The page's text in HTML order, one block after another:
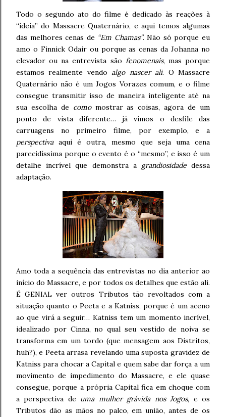
Todo o segundo ato do filme é dedicado às reações à
“ideia” do Massacre Quaternário, e aqui temos algumas
das melhores cenas de “Em Chamas”. Não só porque eu
amo o Finnick Odair ou porque as cenas da Johanna no
elevador ou na entrevista são fenomenais, mas porque
estamos realmente vendoalgo nascer ali. O Massacre
Quaternário não é um Jogos Vorazes comum, e o filme
consegue transmitir isso de maneira inteligente até na
sua escolha de comomostrar as coisas, agora de um
ponto de vista diferente… já vimos o desfile das
carruagens no primeiro filme, por exemplo, e a
perspectivaaqui é outra, mesmo que seja uma cena
parecidíssima porque o evento é o “mesmo”, e isso é um
detalhe incrível que demonstra a grandiosidadedessa
adaptação.
Amo toda a sequência das entrevistas no dia anterior ao
início do Massacre, e por todos os detalhes que estão ali.
É GENIAL ver outros Tributos tão revoltados com a
situação quanto o Peeta e a Katniss, porque é um aceno
ao que virá a seguir… Katniss tem um momento incrível,
idealizado por Cinna, no qual seu vestido de noiva se
transforma em um tordo (que mensagem aos Distritos,
huh?), e Peeta arrasa revelando uma suposta gravidez de
Katniss para chocar a Capital e quem sabe dar força a um
movimento de impedimento do Massacre, e ele quase
consegue, porque a própria Capital fica em choque com
a perspectiva de uma mulher grávida nos Jogos, e os
Tributos dão as mãos no palco, em união, antes de os